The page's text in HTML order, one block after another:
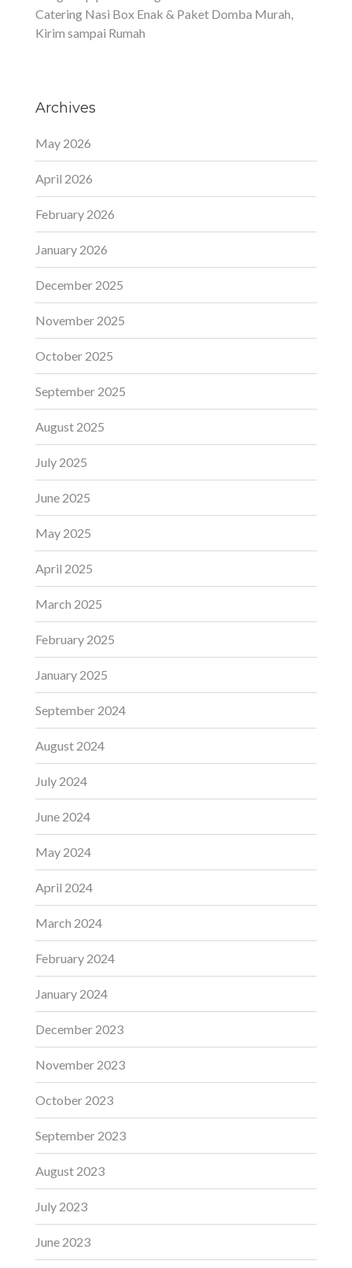
Catering Nasi Box Enak & Paket Domba Murah,
Kirim sampai Rumah
Archives
May 2026
April 2026
February 2026
January 2026
December 2025
November 2025
October 2025
September 2025
August 2025
July 2025
June 2025
May 2025
April 2025
March 2025
February 2025
January 2025
September 2024
August 2024
July 2024
June 2024
May 2024
April 2024
March 2024
February 2024
January 2024
December 2023
November 2023
October 2023
September 2023
August 2023
July 2023
June 2023